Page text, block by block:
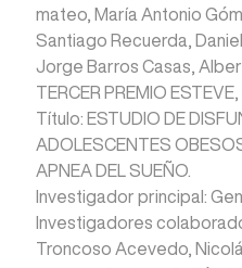
mateo, María Antonio
Santiago Recuerda,
Jorge Barros Casas,
TERCER PREMIO
Título: ESTUDIO DE
ADOLESCENTES
APNEA DEL SUEÑO.
Investigador principal:
Investigadores
Troncoso Acevedo,